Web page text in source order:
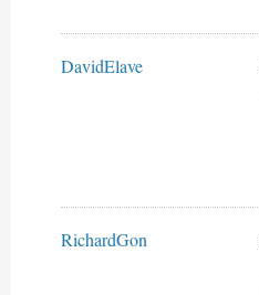
DavidElave
RichardGon